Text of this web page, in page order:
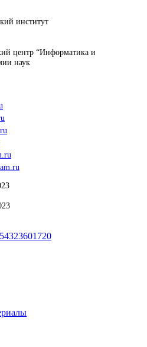
институт
центр “Информатика и
наук